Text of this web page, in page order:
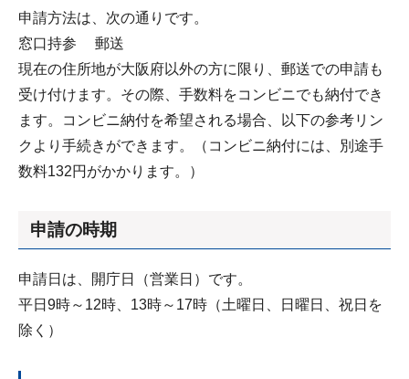
申請方法は、次の通りです。
窓口持参 郵送
現在の住所地が大阪府以外の方に限り、郵送での申請も
受け付けます。その際、手数料をコンビニでも納付でき
ます。コンビニ納付を希望される場合、以下の参考リン
クより手続きができます。（コンビニ納付には、別途手
数料132円がかかります。）
申請の時期
申請日は、開庁日（営業日）です。
平日9時～12時、13時～17時（土曜日、日曜日、祝日を
除く）